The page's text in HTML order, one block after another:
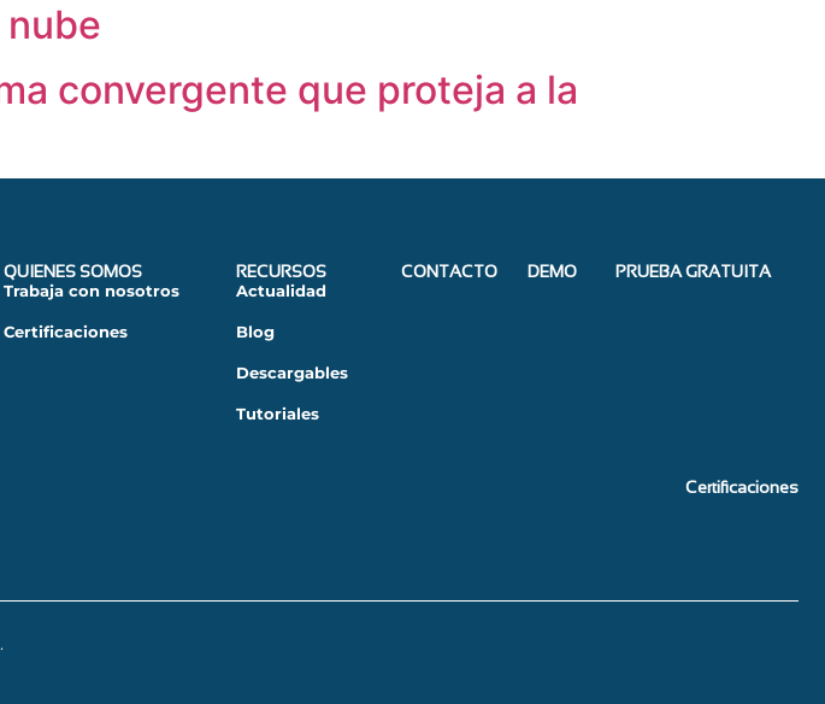
convergente que proteja a la
QUIENES SOMOS
Trabaja con nosotros
Certificaciones
RECURSOS
Actualidad
Blog
Descargables
Tutoriales
CONTACTO DEMO PRUEBA GRATUITA
Certificaciones